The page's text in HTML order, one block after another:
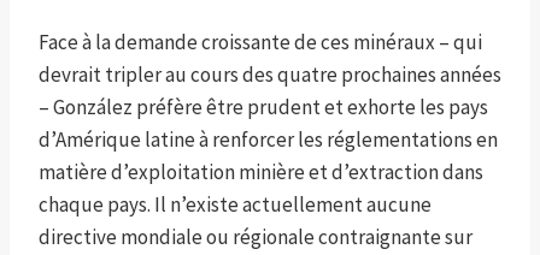
Face à la demande croissante de ces minéraux – qui
devrait tripler au cours des quatre prochaines années
– González préfère être prudent et exhorte les pays
d’Amérique latine à renforcer les réglementations en
matière d’exploitation minière et d’extraction dans
chaque pays. Il n’existe actuellement aucune
directive mondiale ou régionale contraignante sur